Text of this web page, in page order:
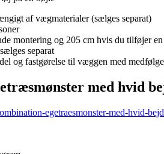
af vægmaterialer (sælges separat)
montering og 205 cm hvis du tilføjer
separat
og fastgørelse til væggen med
med hvid
egetraesmonster-med-hvid-